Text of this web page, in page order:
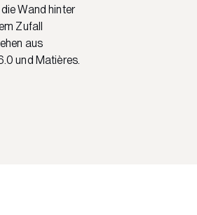
Wand hinter
Zufall
aus
und Matières.